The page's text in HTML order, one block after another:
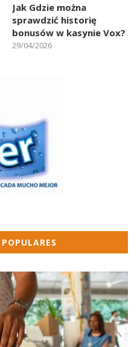
Jak Gdzie można
sprawdzić historię
bonusów w kasynie Vox?
29/04/2026